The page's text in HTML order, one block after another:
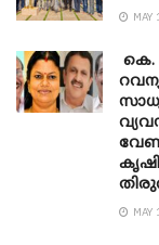
MAY
കെ.
MAY